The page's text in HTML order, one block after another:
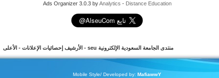
Ads Organizer 3.0.3 byAnalytics -Distance Education
منتدى الجامعة السعودية الإلكترونية seu - الأرشيف إحصائيات الإعلانات- الأعلى
Mobile Style/ Developed by:MafiawwY